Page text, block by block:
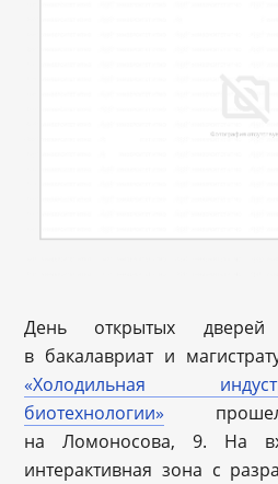
День открытых
в бакалавриат и
«Холодильная
биотехнологии»
на Ломоносова, 9. На
интерактивная зона с